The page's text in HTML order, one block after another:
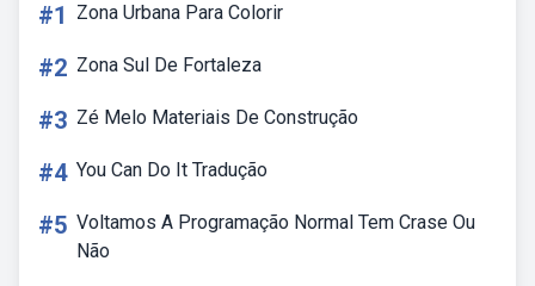
#1 Zona Urbana Para Colorir
#2 Zona Sul De Fortaleza
#3 Zé Melo Materiais De Construção
#4 You Can Do It Tradução
#5 Voltamos A Programação Normal Tem Crase Ou
Não